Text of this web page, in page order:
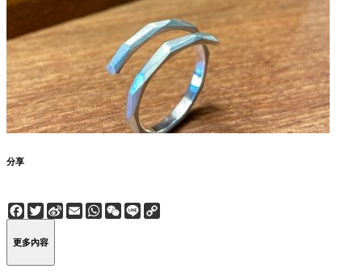
分享
Facebook
Twitter
Sina
Weibo
EmailWhatsApp
WeChat
Line
更多內容